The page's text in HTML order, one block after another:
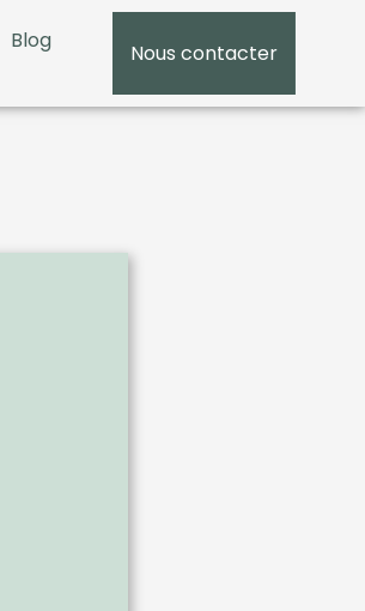
Blog
Nous contacter